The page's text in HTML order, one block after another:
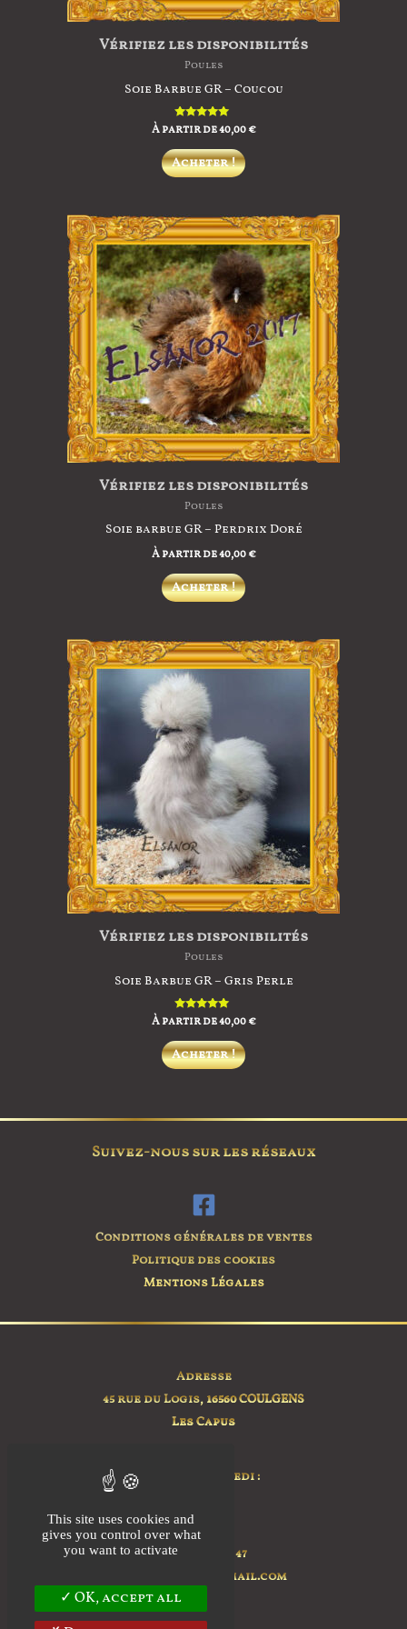
produit
Vérifiez les disponibilités
Poules
Soie Barbue GR – Coucou
Note
sur 5
À partir de40,00€
Acheter !
Ce
plusieurs
variations.
Les
options
peuvent
être
choisies
sur
la
page
du
Vérifiez les disponibilités
Poules
Soie barbue GR – Perdrix Doré
À partir de40,00€
Acheter !
Ce
plusieurs
variations.
peuvent
être
choisies
sur
la
page
du
produit
Vérifiez les disponibilités
Poules
Soie Barbue GR – Gris Perle
Note
sur 5
À partir de40,00€
Acheter !
Ce
Les
page
Suivez-nous sur les réseaux
Conditions générales de ventes
Politique des cookies
Mentions Légales
Adresse
45 rue du Logis, 16560 COULGENS
Les Capus
Lundi au Samedi :
Contact
+ 33 7 76 92 35 47
ilovias.farm@gmail.com
This site uses cookies and
gives you control over what
you want to activate
OK, accept all